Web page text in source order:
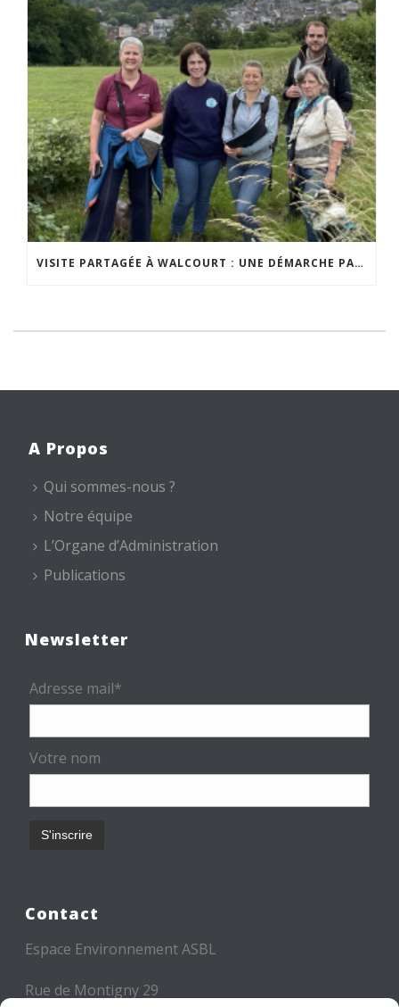
VISITE PARTAGÉE À WALCOURT : UNE DÉMARCHE PARTICIPATIVE ANIMÉE PAR ESPACE ENVIRONNEMENT
A Propos
Qui sommes-nous ?
Notre équipe
L’Organe d’Administration
Publications
Newsletter
Adresse mail*
Votre nom
Contact
Espace Environnement ASBL
Rue de Montigny 29